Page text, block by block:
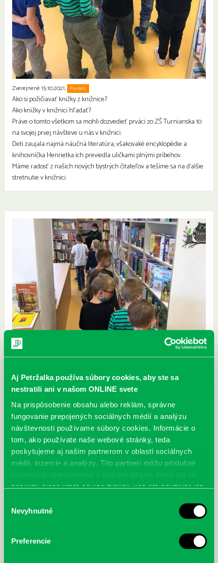
Aj Petržalka používa súbory cookies, aby ste sa
nestratili ani v našom ONLINE svete
Na prispôsobenie obsahu alebo reklám, správne
fungovanie prepojených sociálnych médií a analýzu
návštevnosti používame súbory cookies. Informácie o
tom, ako používate naše webové stránky, teda
poskytujeme aj našim partnerom v oblasti sociálnych
médií, inzercie a analýzy. Títo partneri môžu príslušné
informácie skombinovať s ďalšími údajmi, ktoré ste im
poskytli, alebo ktoré od vás získali, keď ste používali ich
súhlasu
Nevyhnutné
Preferencie
Zverejnené 15.10.2021, Pre deti
Ako si požičiavať knižky z knižnice?
Ako knižky v knižnici hľadať?
Práve o tomto všetkom sa mohli dozvedieť prváci zo ZŠ Turnianska 10
na svojej prvej návšteve u nás v knižnici.
Deti zaujala najmä náučná literatúra, všakovaké encyklopédie a
knihovníčka Henrietka ich previedla uličkami plnými príbehov.
Máme radosť z našich nových bystrých čitateľov a tešíme sa na ďalšie
stretnutie v knižnici.